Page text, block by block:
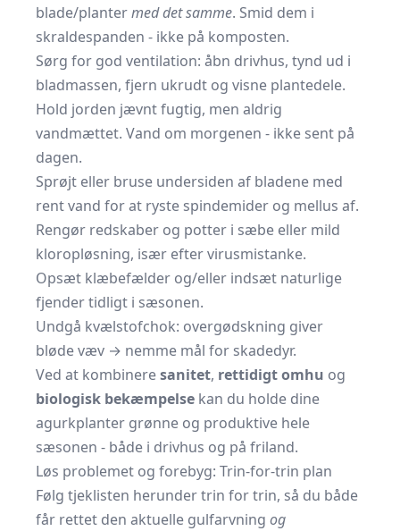
blade/plantermed det samme. Smid dem i
skraldespanden - ikke på komposten.
Sørg for god ventilation: åbn drivhus, tynd ud i
bladmassen, fjern ukrudt og visne plantedele.
Hold jorden jævnt fugtig, men aldrig
vandmættet. Vand om morgenen - ikke sent på
dagen.
Sprøjt eller bruse undersiden af bladene med
rent vand for at ryste spindemider og mellus af.
Rengør redskaber og potter i sæbe eller mild
kloropløsning, især efter virusmistanke.
Opsæt klæbefælder og/eller indsæt naturlige
fjender tidligt i sæsonen.
Undgå kvælstofchok: overgødskning giver
bløde væv → nemme mål for skadedyr.
Ved at kombineresanitet, rettidigt omhu og
biologisk bekæmpelse kan du holde dine
agurkplanter grønne og produktive hele
sæsonen - både i drivhus og på friland.
Løs problemet og forebyg: Trin-for-trin plan
Følg tjeklisten herunder trin for trin, så du både
får rettet den aktuelle gulfarvning og